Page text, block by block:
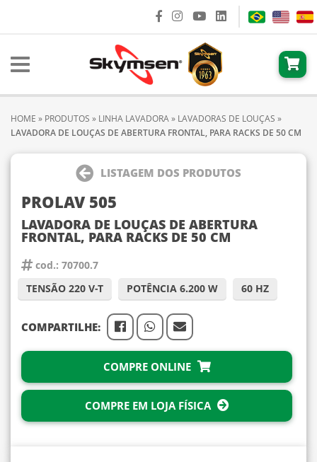
HOME » PRODUTOS » LINHA LAVADORA» LAVADORAS DE LOUÇAS »
LAVADORA DE LOUÇAS DE ABERTURA FRONTAL, PARA RACKS DE 50 CM
LISTAGEM DOS PRODUTOS
PROLAV 505
LAVADORA DE LOUÇAS DE ABERTURA
FRONTAL, PARA RACKS DE 50 CM
cod.: 70700.7
TENSÃO 220 V-T
POTÊNCIA 6.200 W 60 HZ
COMPARTILHE:
COMPRE ONLINE
COMPRE EM LOJA FÍSICA